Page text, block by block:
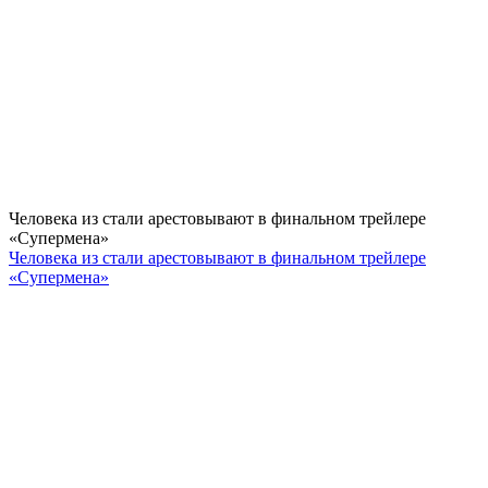
Человека из стали арестовывают в финальном трейлере
«Супермена»
Человека из стали арестовывают в финальном трейлере
«Супермена»